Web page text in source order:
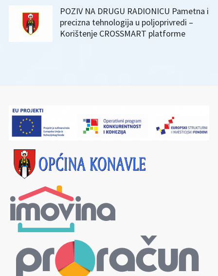
POZIV NA DRUGU RADIONICU Pametna i
precizna tehnologija u poljoprivredi –
Korištenje CROSSMART platforme